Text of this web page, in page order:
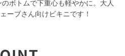
ボトムで下重心も軽やかに。大人
ーブさん向けビキニです！